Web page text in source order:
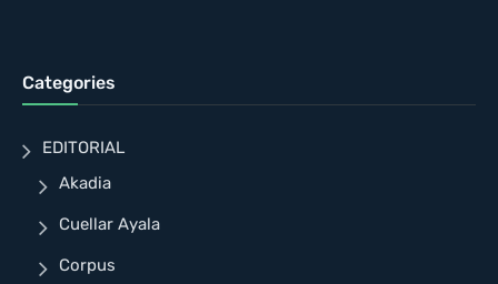
Categories
EDITORIAL
Akadia
Cuellar Ayala
Corpus